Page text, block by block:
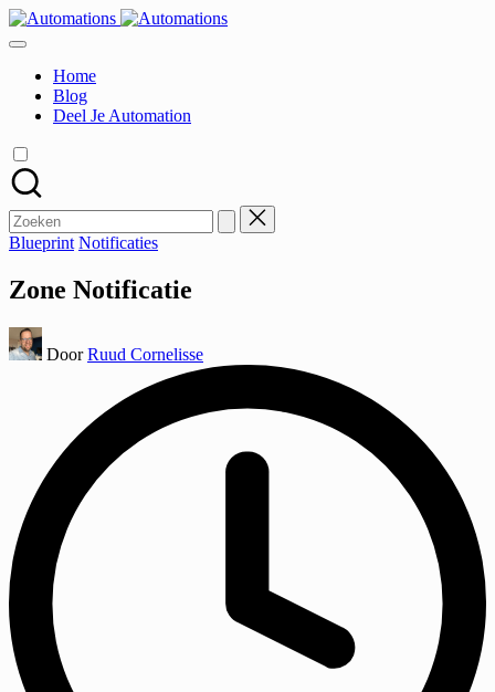
Ga
naar
inhoudHome
Blog
Deel Je Automation
Zoek
naar:
Geplaatst
Blueprint Notificaties
Zone Notificatie
Geplaatst
door DoorRuud Cornelisse